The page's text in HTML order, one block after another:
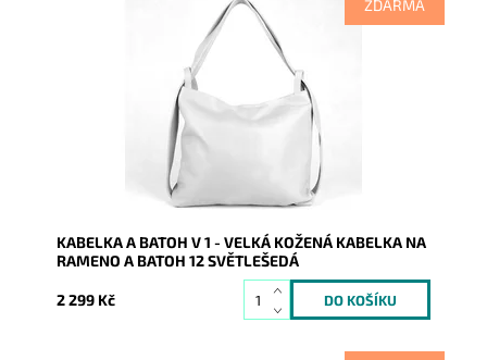
ZDARMA
Kabelka na rameno a batoh v jednom provedení!
Moderní italský kvalitní kožený doplněk každé ženy.
Skladem
9852
Vera Pelle
2 roky
KABELKA A BATOH V 1 - VELKÁ KOŽENÁ KABELKA NA
RAMENO A BATOH 12 SVĚTLEŠEDÁ
2 299 Kč